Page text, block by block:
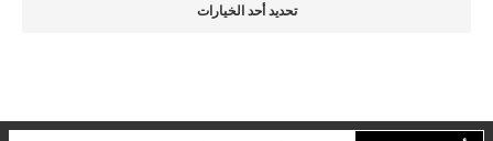
تحديد أحد الخيارات